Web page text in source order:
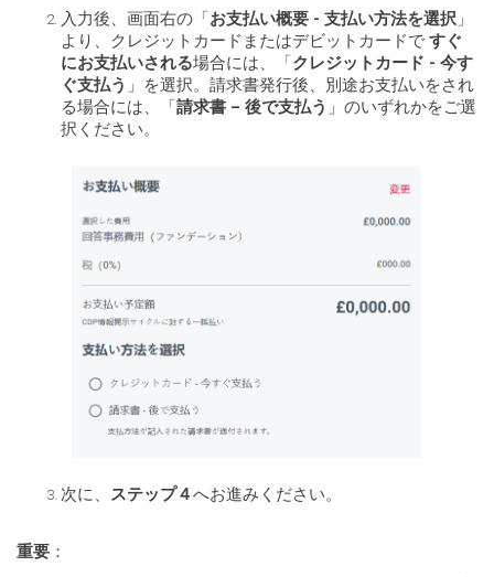
入力後、画面右の「お支払い概要 - 支払い方法を選択 」
より、クレジットカードまたはデビットカードで すぐ
にお支払いされる場合には、「クレジットカード - 今す
ぐ支払う 」を選択。請求書発行後、別途お支払いをされ
る場合には、「請求書 – 後で支払う 」のいずれかをご選
択ください。
次に、 ステップ４へお進みください。
重要 ：